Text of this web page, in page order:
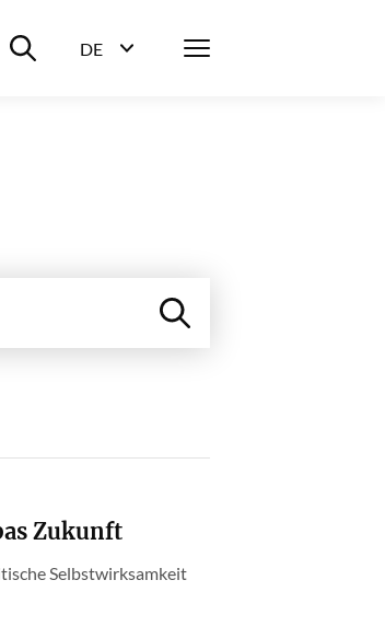
Suche ein-/ausblenden
DE
Menü
Zukunft
Selbstwirksamkeit